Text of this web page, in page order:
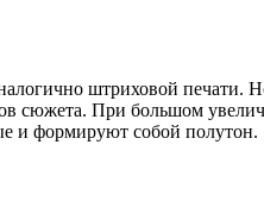
штриховой печати.
сюжета. При большом
и формируют собой полутон.